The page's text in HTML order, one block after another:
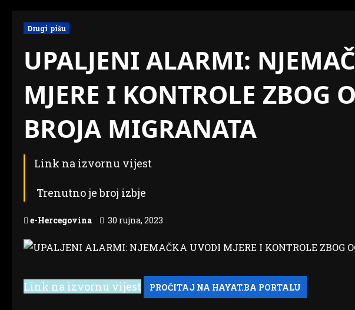
Drugi pišu
UPALJENI ALARMI:
MJERE I KONTROLE ZBOG
BROJA MIGRANATA
Link na izvornu vijest
Trenutno je broj izbje
e-Hercegovina 30 rujna, 2023
Link na izvornu vijest